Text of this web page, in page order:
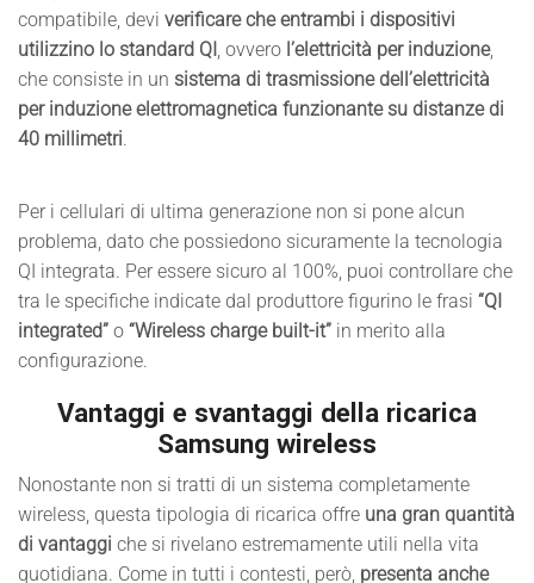
compatibile, devi verificare che entrambi i dispositivi
utilizzino lo standard QI , ovvero l’elettricità per induzione,
che consiste in un sistema di trasmissione dell’elettricità
per induzione elettromagnetica funzionante su distanze di
40 millimetri.
Per i cellulari di ultima generazione non si pone alcun
problema, dato che possiedono sicuramente la tecnologia
QI integrata. Per essere sicuro al 100%, puoi controllare che
tra le specifiche indicate dal produttore figurino le frasi “QI
integrated” o “Wireless charge built-it” in merito alla
configurazione.
Vantaggi e svantaggi della ricarica
Samsung wireless
Nonostante non si tratti di un sistema completamente
wireless, questa tipologia di ricarica offre una gran quantità
di vantaggi che si rivelano estremamente utili nella vita
quotidiana. Come in tutti i contesti, però, presenta anche